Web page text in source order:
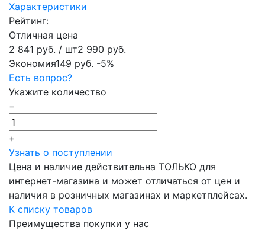
Характеристики
Рейтинг:
Отличная цена
2 841 руб. / шт2 990 руб.
Экономия149 руб. -5%
Есть вопрос?
Укажите количество
−
+
Узнать о поступлении
Цена и наличие действительна ТОЛЬКО для
интернет-магазина и может отличаться от цен и
наличия в розничных магазинах и маркетплейсах.
К списку товаров
Преимущества покупки у нас